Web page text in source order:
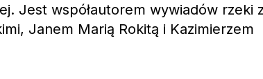
Jest współautorem wywiadów rzeki z
Janem Marią Rokitą i Kazimierzem